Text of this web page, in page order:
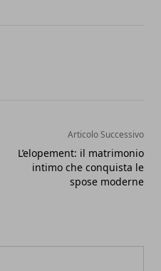
Articolo Successivo
L’elopement: il matrimonio
intimo che conquista le
spose moderne